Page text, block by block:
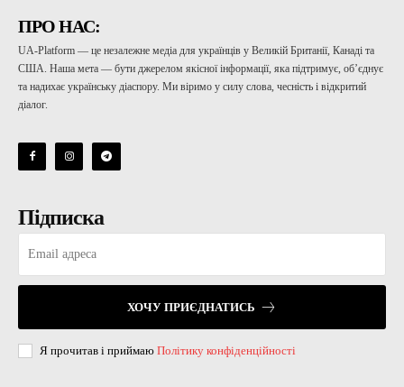
ПРО НАС:
UA-Platform — це незалежне медіа для українців у Великій Британії, Канаді та
США. Наша мета — бути джерелом якісної інформації, яка підтримує, об’єднує
та надихає українську діаспору. Ми віримо у силу слова, чесність і відкритий
діалог.
Підписка
ХОЧУ ПРИЄДНАТИСЬ
Я прочитав і приймаю Політику конфіденційності